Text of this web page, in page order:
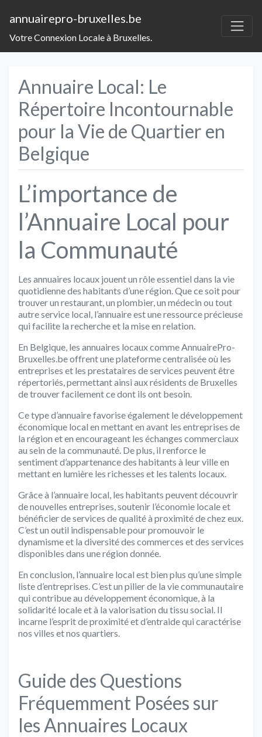
annuairepro-bruxelles.be
Votre Connexion Locale à Bruxelles.
Annuaire Local: Le
Répertoire Incontournable
pour la Vie de Quartier en
Belgique
L’importance de
l’Annuaire Local pour
la Communauté
Les annuaires locaux jouent un rôle essentiel dans la vie
quotidienne des habitants d’une région. Que ce soit pour
trouver un restaurant, un plombier, un médecin ou tout
autre service local, l’annuaire est une ressource précieuse
qui facilite la recherche et la mise en relation.
En Belgique, les annuaires locaux comme AnnuairePro-
Bruxelles.be offrent une plateforme centralisée où les
entreprises et les prestataires de services peuvent être
répertoriés, permettant ainsi aux résidents de Bruxelles
de trouver facilement ce dont ils ont besoin.
Ce type d’annuaire favorise également le développement
économique local en mettant en avant les entreprises de
la région et en encourageant les échanges commerciaux
au sein de la communauté. De plus, il renforce le
sentiment d’appartenance des habitants à leur ville en
mettant en lumière les richesses et les talents locaux.
Grâce à l’annuaire local, les habitants peuvent découvrir
de nouvelles entreprises, soutenir l’économie locale et
bénéficier de services de qualité à proximité de chez eux.
C’est un outil indispensable pour promouvoir le
dynamisme et la diversité des commerces et des services
disponibles dans une région donnée.
En conclusion, l’annuaire local est bien plus qu’une simple
liste d’entreprises. C’est un pilier de la vie communautaire
qui contribue au développement économique, à la
solidarité locale et à la valorisation du tissu social. Il
incarne l’esprit de proximité et d’entraide qui caractérise
nos villes et nos quartiers.
Guide des Questions
Fréquemment Posées sur
les Annuaires Locaux